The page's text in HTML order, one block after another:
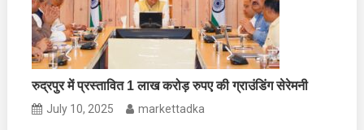
रुद्रपुर में प्रस्तावित 1 लाख करोड़ रुपए की ग्राउंडिंग सेरेमनी
July 10, 2025 markettadka